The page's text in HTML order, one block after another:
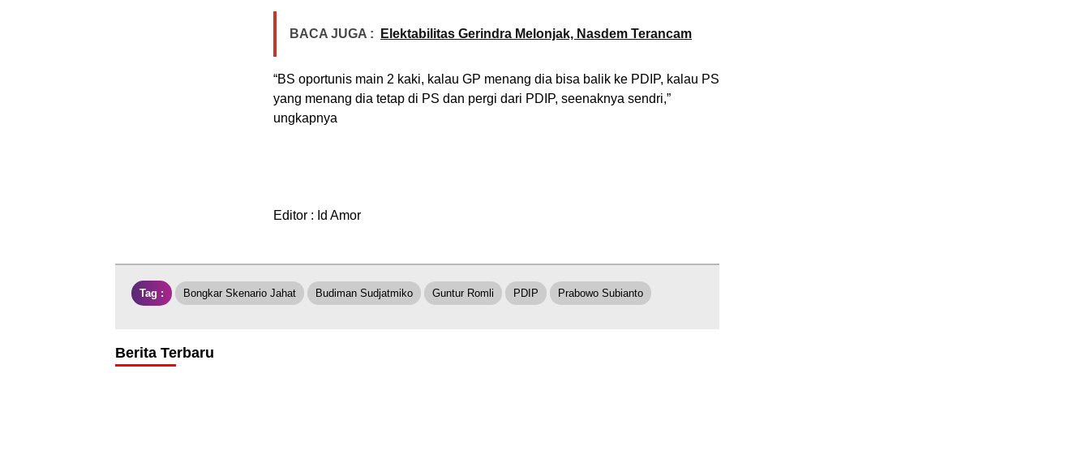
BACA JUGA : Elektabilitas Gerindra Melonjak, Nasdem Terancam
“BS oportunis main 2 kaki, kalau GP menang dia bisa balik ke PDIP, kalau PS
yang menang dia tetap di PS dan pergi dari PDIP, seenaknya sendri,”
ungkapnya
Editor : Id Amor
Tag : Bongkar Skenario Jahat Budiman Sudjatmiko Guntur Romli PDIP Prabowo Subianto
Berita Terbaru